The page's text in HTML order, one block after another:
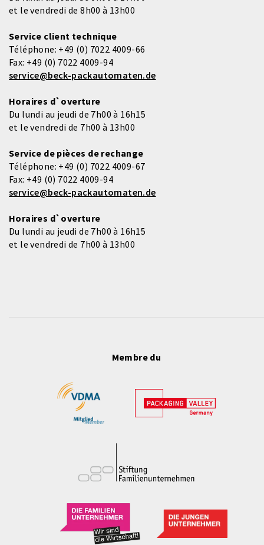
et le vendredi de 8h00 à 13h00
Service client technique
Téléphone: +49 (0) 7022 4009-66
Fax: +49 (0) 7022 4009-94
service@beck-packautomaten.de
Horaires d`overture
Du lundi au jeudi de 7h00 à 16h15
et le vendredi de 7h00 à 13h00
Service de pièces de rechange
Téléphone: +49 (0) 7022 4009-67
Fax: +49 (0) 7022 4009-94
service@beck-packautomaten.de
Horaires d`overture
Du lundi au jeudi de 7h00 à 16h15
et le vendredi de 7h00 à 13h00
Membre du